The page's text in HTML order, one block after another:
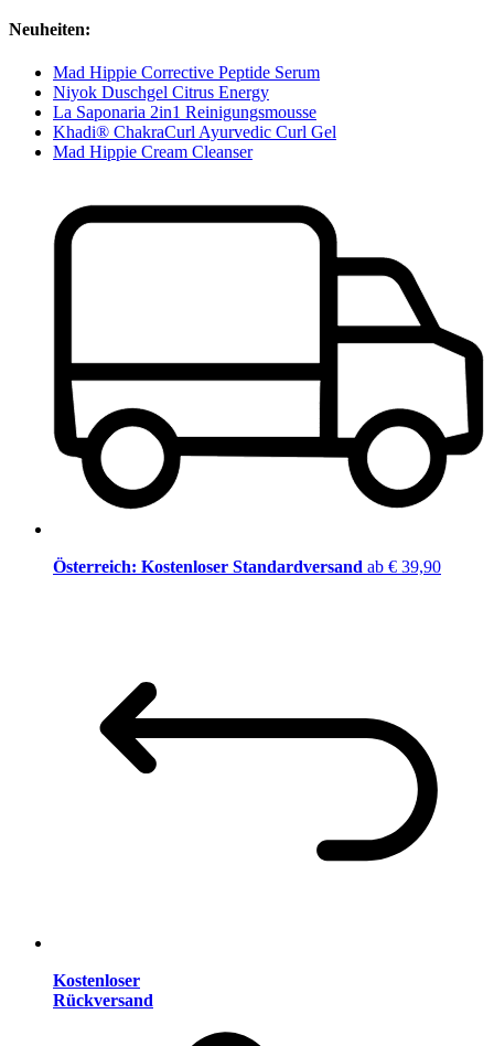
Neuheiten:
Mad Hippie Corrective Peptide Serum
Niyok Duschgel Citrus Energy
La Saponaria 2in1 Reinigungsmousse
Khadi® ChakraCurl Ayurvedic Curl Gel
Mad Hippie Cream Cleanser
Österreich: Kostenloser Standardversand ab € 39,90
Kostenloser
Rückversand